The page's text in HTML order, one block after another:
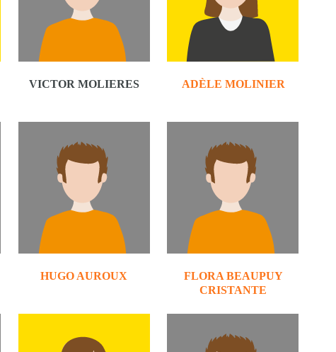
VICTOR MOLIERES ADÈLE MOLINIER
HUGO AUROUX
FLORA BEAUPUY
CRISTANTE